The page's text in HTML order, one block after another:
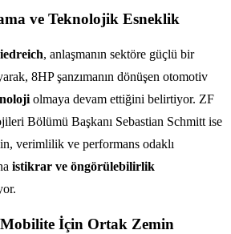
ve Teknolojik Esneklik
, anlaşmanın sektöre güçlü bir
8HP şanzımanın dönüşen otomotiv
olmaya devam ettiğini belirtiyor. ZF
Bölümü Başkanı Sebastian Schmitt ise
verimlilik ve performans odaklı
istikrar ve öngörülebilirlik
İçin Ortak Zemin